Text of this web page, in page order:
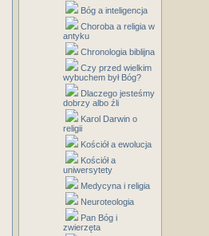
Bóg a inteligencja
Choroba a religia w
antyku
Chronologia biblijna
Czy przed wielkim
wybuchem był Bóg?
Dlaczego jesteśmy
dobrzy albo źli
Karol Darwin o
religii
Kościół a ewolucja
Kościół a
uniwersytety
Medycyna i religia
Neuroteologia
Pan Bóg i
zwierzęta